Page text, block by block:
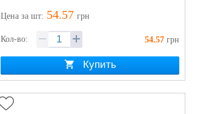
Ценаза шт: 54.57 грн
Кол-во: 54.57 грн
Купить